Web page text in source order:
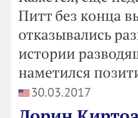
Питт без конца
отказывались
истории
наметился
30.03.2017